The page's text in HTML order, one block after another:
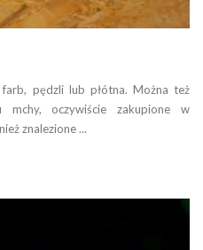
pędzli lub płótna. Można też
mchy, oczywiście zakupione w
znalezione ...